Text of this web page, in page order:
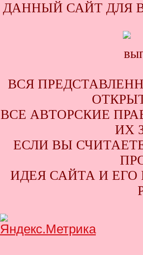
ДАННЫЙ САЙТ ДЛЯ
ВСЯ
ВСЕ АВТОРСКИЕ
ИХ
ЕСЛИ ВЫ
ИДЕЯ САЙТА И ЕГО